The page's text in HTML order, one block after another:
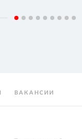
ВАКАНСИИ